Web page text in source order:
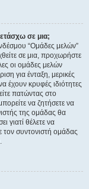
σε μια;
“Ομάδες μελών”
σε μια, προχωρήστε
οι ομάδες μελών
για ένταξη, μερικές
έχουν κρυφές ιδιότητες
πατώντας στο
να ζητήσετε να
της ομάδας θα
γιατί θέλετε να
συντονιστή ομάδας